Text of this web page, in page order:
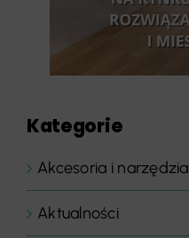
Kategorie
Akcesoria i narzędzia
Aktualności